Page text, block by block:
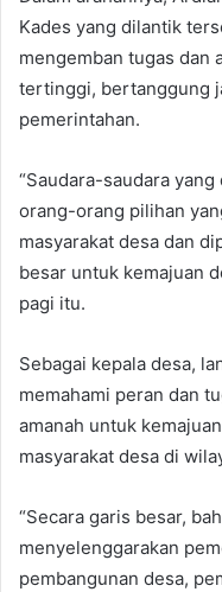
Kades yang dilantik
mengemban tugas dan
tertinggi, bertanggung
pemerintahan.
“Saudara-saudara
orang-orang pilihan
masyarakat desa dan
besar untuk kemajuan
pagi itu.
Sebagai kepala desa,
memahami peran dan
amanah untuk
masyarakat desa di
“Secara garis besar,
menyelenggarakan
pembangunan desa,